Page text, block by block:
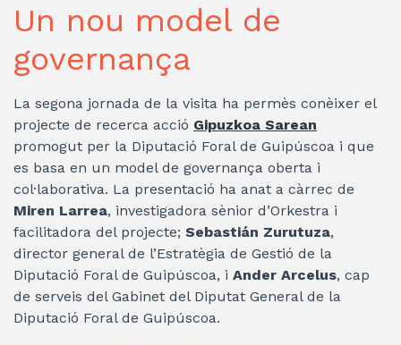
Un nou model de
governança
La segona jornada de la visita ha permès conèixer el
projecte de recerca acció Gipuzkoa Sarean
promogut per la Diputació Foral de Guipúscoa i que
es basa en un model de governança oberta i
col·laborativa. La presentació ha anat a càrrec de
Miren Larrea, investigadora sènior d’Orkestra i
facilitadora del projecte; Sebastián Zurutuza,
director general de l’Estratègia de Gestió de la
Diputació Foral de Guipúscoa, i Ander Arcelus, cap
de serveis del Gabinet del Diputat General de la
Diputació Foral de Guipúscoa.